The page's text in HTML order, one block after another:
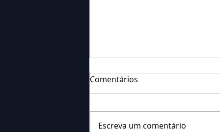
Comentários
Escreva um comentário